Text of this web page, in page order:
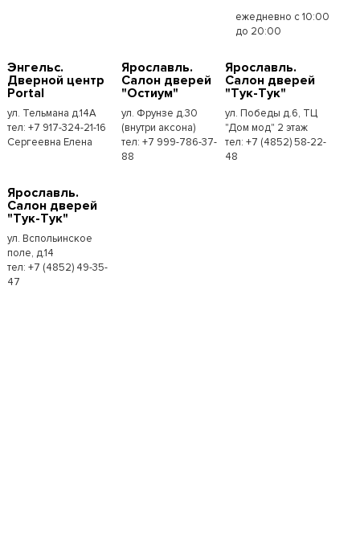
ежедневно с 10:00
до 20:00
Энгельс.
Дверной центр
Portal
ул. Тельмана д.14А
тел: +7 917-324-21-16
Сергеевна Елена
Ярославль.
Салон дверей
"Остиум"
ул. Фрунзе д.30
(внутри аксона)
тел: +7 999-786-37-
88
Ярославль.
Салон дверей
"Тук-Тук"
ул. Победы д.6, ТЦ
"Дом мод" 2 этаж
тел: +7 (4852) 58-22-
48
Ярославль.
Салон дверей
"Тук-Тук"
ул. Вспольинское
поле, д.14
тел: +7 (4852) 49-35-
47